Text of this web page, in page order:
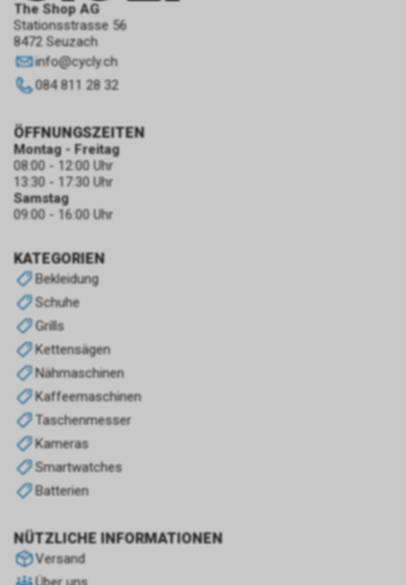
The Shop AG
Stationsstrasse 56
8472 Seuzach
info@cycly.ch
084 811 28 32
KATEGORIEN
Bekleidung
Schuhe
Grills
Kettensägen
Nähmaschinen
Kaffeemaschinen
Taschenmesser
Kameras
Smartwatches
Batterien
NÜTZLICHE INFORMATIONEN
Versand
ÖFFNUNGSZEITEN
Montag - Freitag
08:00 - 12:00 Uhr
13:30 - 17:30 Uhr
Samstag
09:00 - 16:00 Uhr